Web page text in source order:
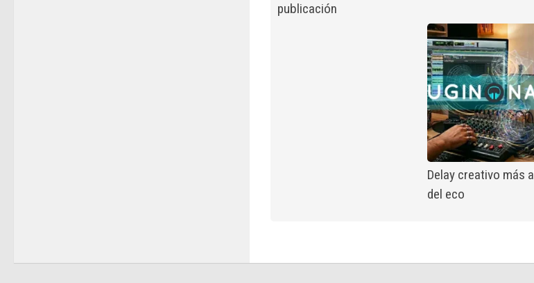
publicación
Delay creativo más
del eco